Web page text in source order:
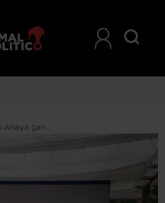
Elección en el PAN: Ricardo Anaya gana y será el nuevo dirigente nacional